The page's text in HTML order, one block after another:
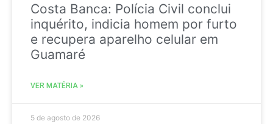
Costa Banca: Polícia Civil conclui
inquérito, indicia homem por furto
e recupera aparelho celular em
Guamaré
VER MATÉRIA »
5 de agosto de 2026